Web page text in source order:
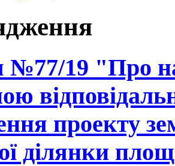
№77/19 "Про
проекту
ділянки